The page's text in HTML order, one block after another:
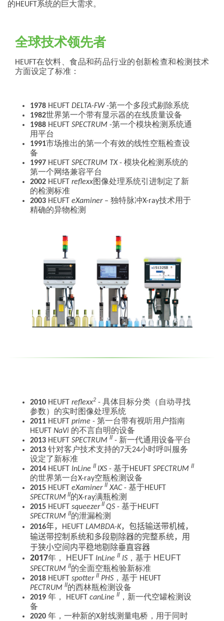
的HEUFT系统的巨大需求。
全球技术领先者
HEUFT在饮料、食品和药品行业的创新检查和检测技术
方面设定了标准：
1978 HEUFT DELTA-FW-第一个多段式剔除系统
1982世界第一个带有显示器的在线质量设备
1988 HEUFT SPECTRUM -第一个模块检测系统通
用平台
1991市场推出的第一个有效的线性空瓶检查设
备
1997 HEUFT SPECTRUM TX - 模块化检测系统的
第一个网络兼容平台
2002 HEUFT reflexx图像处理系统引进制定了新
的检测标准
2003 HEUFT eXaminer– 独特脉冲X-ray技术用于
精确的异物检测
2010 HEUFT reflexx2 - 具体目标分类（自动寻找
参数）的实时图像处理系统
2011 HEUFT prime - 第一台带有视听用户指南
HEUFT NaVi 的不言自明的设备
2013 HEUFT SPECTRUM II - 新一代通用设备平台
2013 针对客户技术支持的7天24小时呼叫服务
设定了新标准
2014 HEUFT InLine II IXS - 基于HEUFT SPECTRUM II
的世界第一台X-ray空瓶检测设备
2015 HEUFT eXaminer II XAC- 基于HEUFT
SPECTRUM II的X-ray满瓶检测
2015 HEUFT squeezerII QS - 基于HEUFT
SPECTRUM II的泄漏检测
2016年， HEUFT LAMBDA-K，包括输送带机械，
输送带控制系统和多段剔除器的完整系统，用
于狭小空间内平稳地剔除垂直容器
2017年， HEUFT InLine II IS ，基于 HEUFT
SPECTRUM II的全面空瓶检验新标准
2018 HEUFT spotter II PHS ，基于 HEUFT
PECTRUM II的西林瓶检测设备
2019 年， HEUFT canLine II ，新一代空罐检测设
备
2020 年，一种新的X射线测量电桥，用于同时